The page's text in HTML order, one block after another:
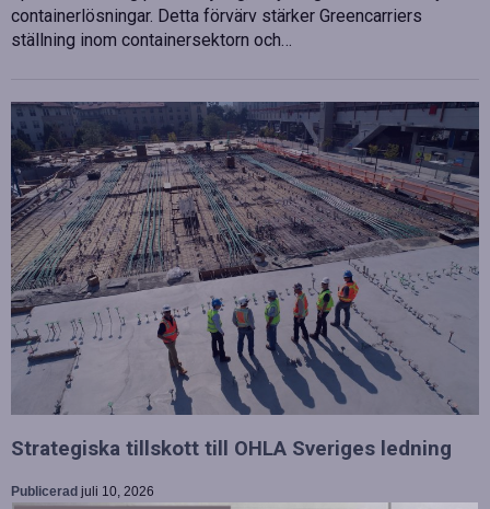
containerlösningar. Detta förvärv stärker Greencarriers
ställning inom containersektorn och…
Strategiska tillskott till OHLA Sveriges ledning
Publicerad juli 10, 2026